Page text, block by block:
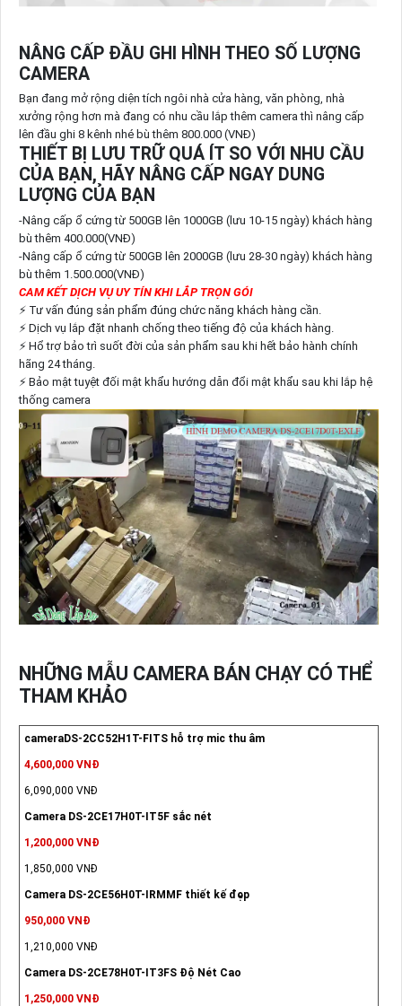
NÂNG CẤP ĐẦU GHI HÌNH THEO SỐ LƯỢNG
CAMERA
Bạn đang mở rộng diện tích ngôi nhà cửa hàng, văn phòng, nhà
xưởng rộng hơn mà đang có nhu cầu lắp thêm camera thì nâng cấp
lên đầu ghi 8 kênh nhé bù thêm 800.000 (VNĐ)
THIẾT BỊ LƯU TRỮ QUÁ ÍT SO VỚI NHU CẦU
CỦA BẠN, HÃY NÂNG CẤP NGAY DUNG
LƯỢNG CỦA BẠN
-Nâng cấp ổ cứng từ 500GB lên 1000GB (lưu 10-15 ngày) khách hàng
bù thêm 400.000(VNĐ)
-Nâng cấp ổ cứng từ 500GB lên 2000GB (lưu 28-30 ngày) khách hàng
bù thêm 1.500.000(VNĐ)
CAM KẾT DỊCH VỤ UY TÍN KHI LẮP TRỌN GÓI
⚡ Tư vấn đúng sản phẩm đúng chức năng khách hàng cần.
⚡ Dịch vụ lắp đặt nhanh chống theo tiếng độ của khách hàng.
⚡ Hổ trợ bảo trì suốt đời của sản phẩm sau khi hết bảo hành chính
hãng 24 tháng.
⚡ Bảo mật tuyệt đối mật khẩu hướng dẫn đổi mật khẩu sau khi lắp hệ
thống camera
NHỮNG MẪU CAMERA BÁN CHẠY CÓ THỂ
THAM KHẢO
cameraDS-2CC52H1T-FITS hỗ trợ mic thu âm
4,600,000 VNĐ
6,090,000 VNĐ
Camera DS-2CE17H0T-IT5F sắc nét
1,200,000 VNĐ
1,850,000 VNĐ
Camera DS-2CE56H0T-IRMMF thiết kế đẹp
950,000 VNĐ
1,210,000 VNĐ
Camera DS-2CE78H0T-IT3FS Độ Nét Cao
1,250,000 VNĐ